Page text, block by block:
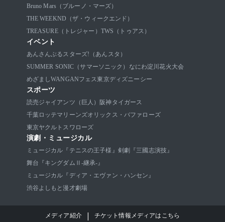
Bruno Mars（ブルーノ・マーズ）
THE WEEKND（ザ・ウィークエンド）
TREASURE（トレジャー） TWS（トゥアス）
イベント
あんさんぶるスターズ!（あんスタ）
SUMMER SONIC（サマーソニック） なにわ淀川花火大会
めざましWANGANフェス東京ディズニーシー
スポーツ
読売ジャイアンツ（巨人）
阪神タイガース
千葉ロッテマリーンズオリックス・バファローズ
東京ヤクルトスワローズ
演劇・ミュージカル
ミュージカル『テニスの王子様』 剣劇『三國志演技』
舞台『キングダムⅡ-継承-』
ミュージカル『ディア・エヴァン・ハンセン』
渋谷よしもと漫才劇場
メディア紹介 | チケット情報メディアはこちら